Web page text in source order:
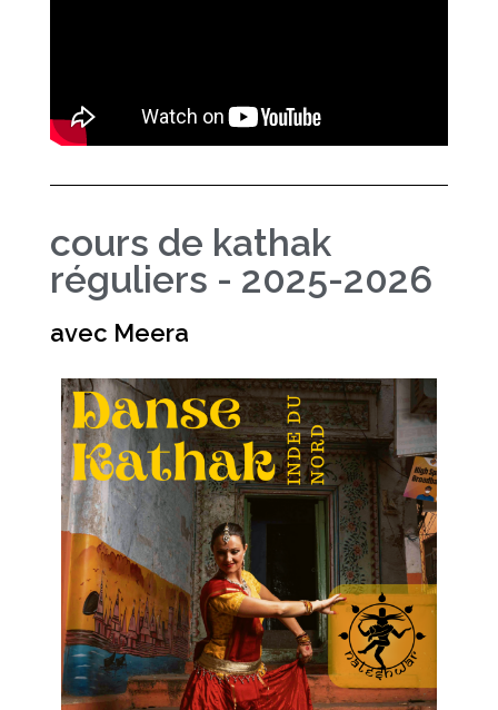
cours de kathak
réguliers - 2025-2026
avec Meera